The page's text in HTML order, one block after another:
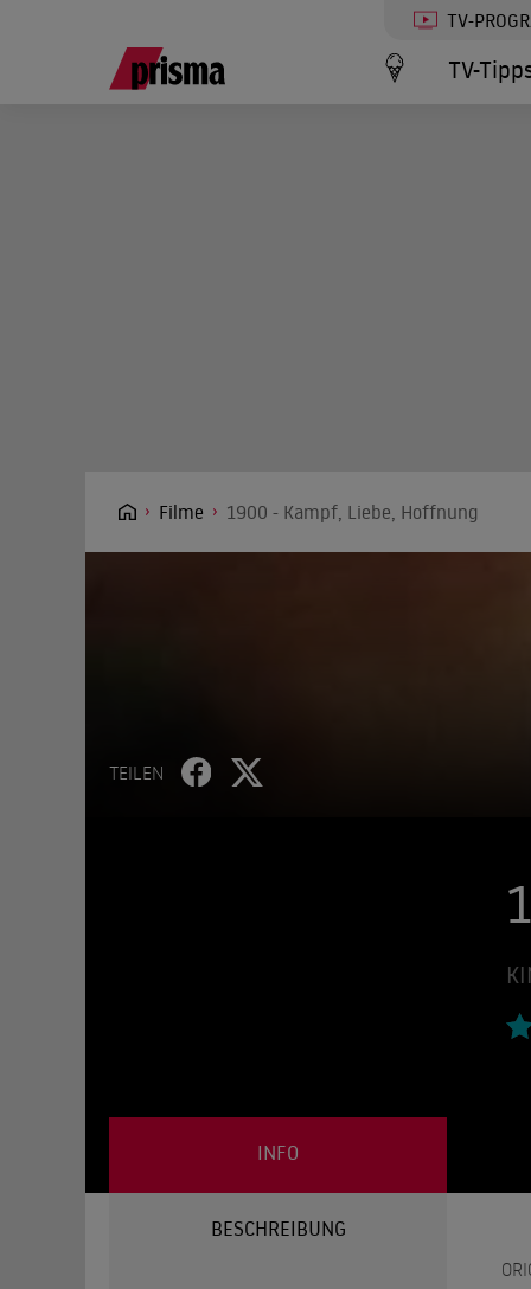
TV-
TV-
Filme 1900 - Kampf, Liebe, Hoffnung
TEILEN
INFO
BESCHREIBUNG